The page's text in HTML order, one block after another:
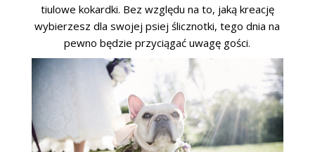
tiulowe kokardki. Bez względu na to, jaką kreację
wybierzesz dla swojej psiej ślicznotki, tego dnia na
pewno będzie przyciągać uwagę gości.